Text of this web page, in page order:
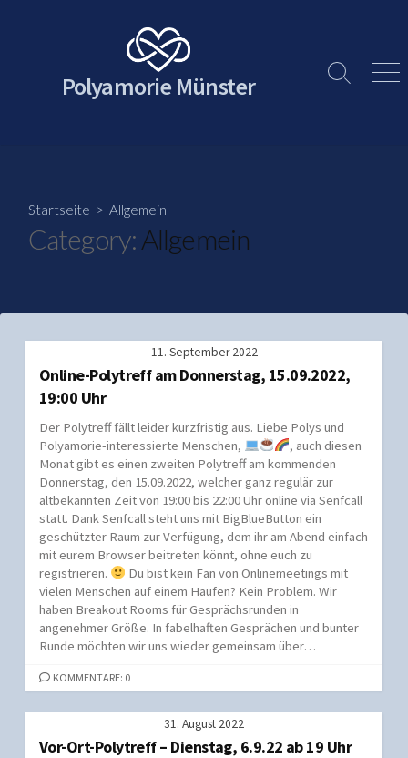
Polyamorie Münster
Search
Startseite > Allgemein
Category:Allgemein
11. September 2022
Online-Polytreff am Donnerstag, 15.09.2022,
19:00 Uhr
Der Polytreff fällt leider kurzfristig aus. Liebe Polys und
Polyamorie-interessierte Menschen,
, auch diesen
Monat gibt es einen zweiten Polytreff am kommenden
Donnerstag, den 15.09.2022, welcher ganz regulär zur
altbekannten Zeit von 19:00 bis 22:00 Uhr online via Senfcall
statt. Dank Senfcall steht uns mit BigBlueButton ein
geschützter Raum zur Verfügung, dem ihr am Abend einfach
mit eurem Browser beitreten könnt, ohne euch zu
registrieren.
Du bist kein Fan von Onlinemeetings mit
vielen Menschen auf einem Haufen? Kein Problem. Wir
haben Breakout Rooms für Gesprächsrunden in
angenehmer Größe. In fabelhaften Gesprächen und bunter
Runde möchten wir uns wieder gemeinsam über…
KOMMENTARE: 0
31. August 2022
Vor-Ort-Polytreff – Dienstag, 6.9.22 ab 19 Uhr